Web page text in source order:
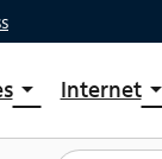
arrow_drop_down
Internetarrow_drop_down